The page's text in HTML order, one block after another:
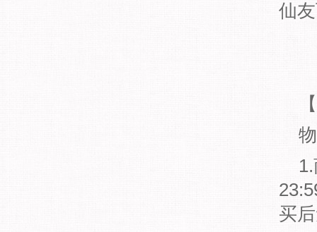
仙
【
物
1.
买